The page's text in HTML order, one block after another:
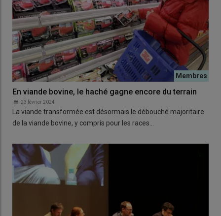
En viande bovine, le haché gagne encore du terrain
23 février 2024
La viande transformée est désormais le débouché majoritaire
de la viande bovine, y compris pour les races…